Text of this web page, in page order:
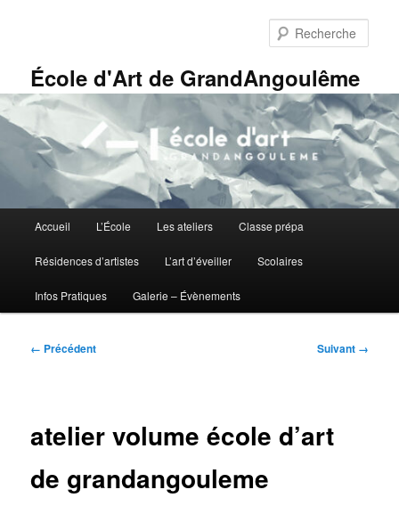
principalÉcole d'Art de GrandAngoulême
principal
Accueil L’École Les ateliers Classe prépa
Résidences d’artistes L’art d’éveiller Scolaires
Infos Pratiques Galerie – Évènements
Navigation
← Précédent Suivant →
atelier volume école d’art
de grandangouleme